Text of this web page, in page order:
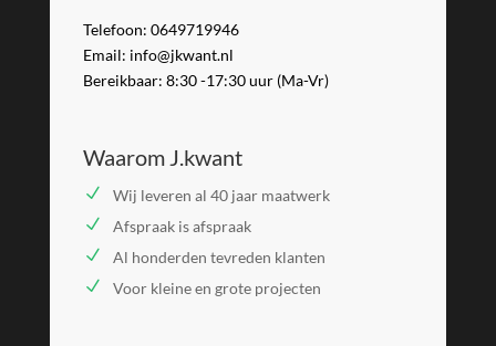
Telefoon: 0649719946
Email: info@jkwant.nl
Bereikbaar: 8:30 -17:30 uur (Ma-Vr)
Waarom J.kwant
Wij leveren al 40 jaar maatwerk
Afspraak is afspraak
Al honderden tevreden klanten
Voor kleine en grote projecten